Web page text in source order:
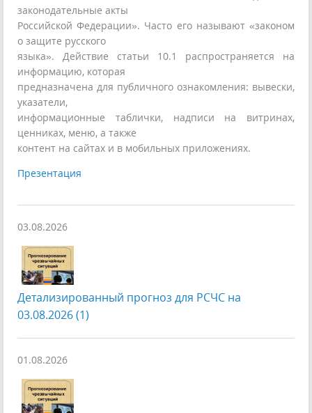
законодательные акты
Российской Федерации». Часто его называют «законом
о защите русского
языка». Действие статьи 10.1 распространяется на
информацию, которая
предназначена для публичного ознакомления: вывески,
указатели,
информационные таблички, надписи на витринах,
ценниках, меню, а также
контент на сайтах и в мобильных приложениях.
Презентация
03.08.2026
Детализированный прогноз для РСЧС на
03.08.2026 (1)
01.08.2026